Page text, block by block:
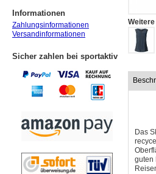
Das
guten
Informationen
Zahlungsinformationen
Versandinformationen
Sicher zahlen bei sportaktiv